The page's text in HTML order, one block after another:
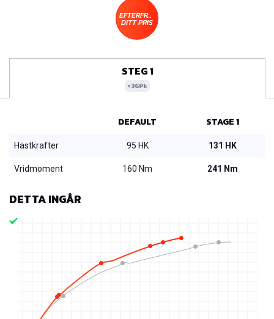
EFTERFRÅGA
DITT PRIS
STEG 1
+36Pk
DEFAULT STAGE 1
Hästkrafter 95 HK 131 HK
Vridmoment 160 Nm 241 Nm
DETTA INGÅR